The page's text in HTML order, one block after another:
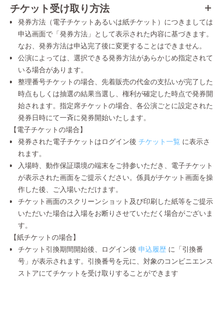
チケット受け取り方法
発券方法（電子チケットあるいは紙チケット）につきましては
申込画面で「発券方法」として表示された内容に基づきます。
なお、発券方法は申込完了後に変更することはできません。
公演によっては、選択できる発券方法があらかじめ指定されて
いる場合があります。
整理番号チケットの場合、先着販売の代金の支払いが完了した
時点もしくは抽選の結果当選し、権利が確定した時点で発券開
始されます。指定席チケットの場合、各公演ごとに設定された
発券日時にて一斉に発券開始いたします。
【電子チケットの場合】
発券された電子チケットはログイン後 チケット一覧 に表示さ
れます。
入場時、動作保証環境の端末をご持参いただき、電子チケット
が表示された画面をご提示ください。係員がチケット画面を操
作した後、ご入場いただけます。
チケット画面のスクリーンショット及び印刷した紙等をご提示
いただいた場合は入場をお断りさせていただく場合がございま
す。
【紙チケットの場合】
チケット引換期間開始後、ログイン後 申込履歴 に「引換番
号」が表示されます。引換番号を元に、対象のコンビニエンス
ストアにてチケットを受け取りすることができます